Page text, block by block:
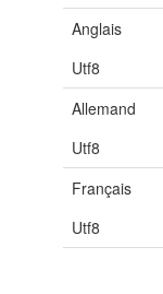
Anglais
Utf8
Allemand
Utf8
Français
Utf8